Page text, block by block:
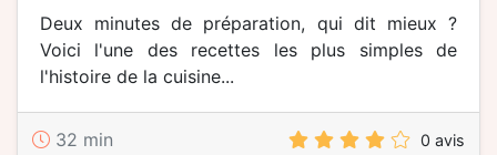
Deux minutes de préparation, qui dit mieux ?
Voici l'une des recettes les plus simples de
l'histoire de la cuisine...
32 min 0 avis